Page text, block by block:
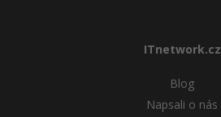
ITnetwork.cz
Blog
Napsali o nás